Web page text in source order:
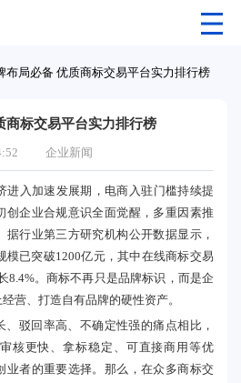
布局必备 优质商标交易平台实力排行榜
商标交易平台实力排行榜
企业新闻
进入加速发展期，电商入驻门槛持续提
创企业合规意识全面觉醒，多重因素推
行业第三方研究机构公开数据显示，
模已突破1200亿元，其中在线商标交易
8.4%。商标不再只是品牌标识，而是企
营、打造自有品牌的硬性资产。
驳回率高、不确定性强的痛点相比，
核更快、拿标稳定、可直接商用等优
业者的重要选择。那么，在众多商标交